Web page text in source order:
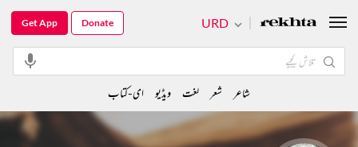
URD
Get App Donate
شاعر شعر لغت ویڈیو ای-کتاب